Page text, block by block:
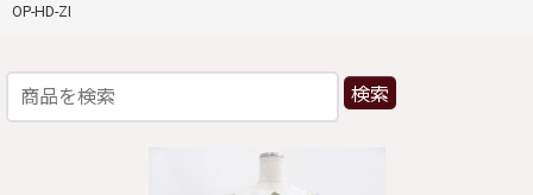
OP-HD-ZI
検索